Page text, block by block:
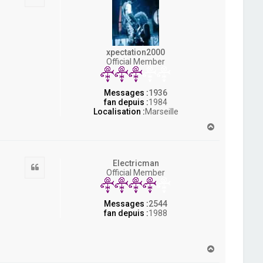
xpectation2000
Official Member
Messages :1936
fan depuis :1984
Localisation :Marseille
Electricman
Official Member
Messages :2544
fan depuis :1988